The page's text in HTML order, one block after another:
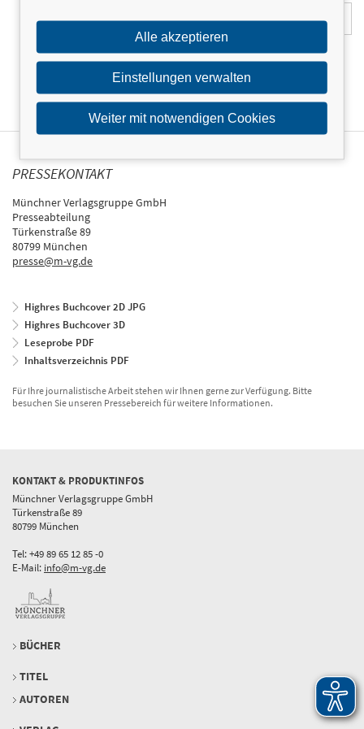
PRESSEKONTAKT
Münchner Verlagsgruppe GmbH
Presseabteilung
Türkenstraße 89
80799 München
presse@m-vg.de
Highres Buchcover 2D JPG
Highres Buchcover 3D
Leseprobe PDF
Inhaltsverzeichnis PDF
Für Ihre journalistische Arbeit stehen wir Ihnen gerne zur Verfügung. Bitte
besuchen Sie unseren Pressebereich für weitere Informationen.
KONTAKT & PRODUKTINFOS
Münchner Verlagsgruppe GmbH
Türkenstraße 89
80799 München
Tel: +49 89 65 12 85 -0
E-Mail: info@m-vg.de
BÜCHER
TITEL
AUTOREN
Alle akzeptieren
Einstellungen verwalten
Weiter mit notwendigen Cookies